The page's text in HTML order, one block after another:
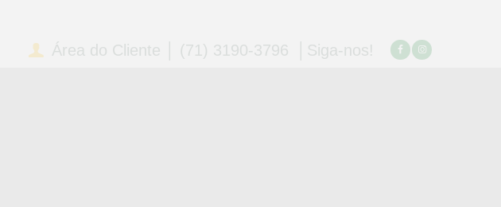
Área do Cliente
│ (71) 3190-3796 │Siga-nos!